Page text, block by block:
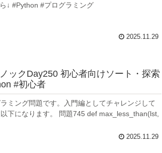
↓ #Python #プログラミング
2025.11.29
ックDay250 初心者向けソート・探索
#初心者
ミング問題です。入門編としてチャレンジして
下になります。 問題745 def max_less_than(lst,
2025.11.29